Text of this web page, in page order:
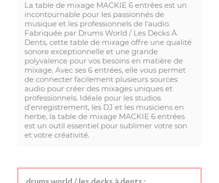
La table de mixage MACKIE 6 entrées est un
incontournable pour les passionnés de
musique et les professionnels de l'audio.
Fabriquée par Drums World / Les Decks À
Dents, cette table de mixage offre une qualité
sonore exceptionnelle et une grande
polyvalence pour vos besoins en matière de
mixage. Avec ses 6 entrées, elle vous permet
de connecter facilement plusieurs sources
audio pour créer des mixages uniques et
professionnels. Idéale pour les studios
d'enregistrement, les DJ et les musiciens en
herbe, la table de mixage MACKIE 6 entrées
est un outil essentiel pour sublimer votre son
et votre créativité.